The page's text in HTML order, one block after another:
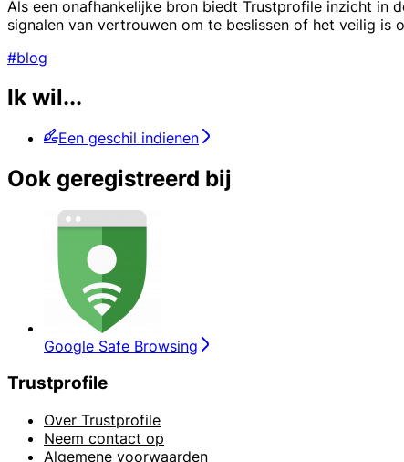
Als een onafhankelijke bron biedt Trustprofile inzicht in
signalen van vertrouwen om te beslissen of het veilig is
#blog
Ik wil...
Een geschil indienen
Ook geregistreerd bij
Google Safe Browsing
Trustprofile
Over Trustprofile
Neem contact op
Algemene voorwaarden